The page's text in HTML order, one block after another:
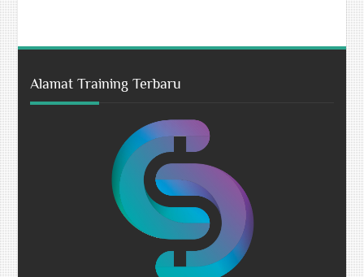
Alamat Training Terbaru